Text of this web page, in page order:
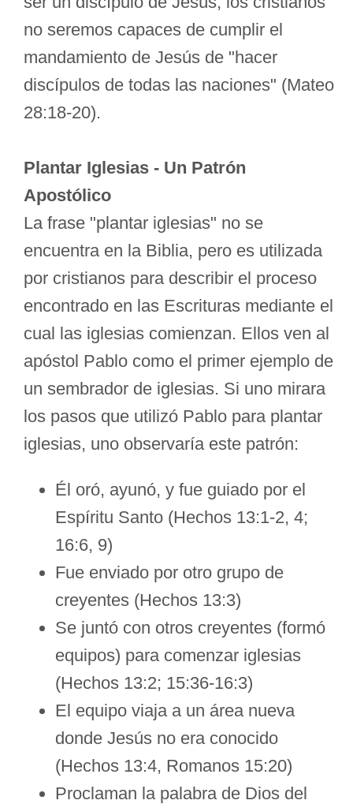
no seremos capaces de cumplir el
mandamiento de Jesús de "hacer
discípulos de todas las naciones" (Mateo
28:18-20).
Plantar Iglesias - Un Patrón
Apostólico
La frase "plantar iglesias" no se
encuentra en la Biblia, pero es utilizada
por cristianos para describir el proceso
encontrado en las Escrituras mediante el
cual las iglesias comienzan. Ellos ven al
apóstol Pablo como el primer ejemplo de
un sembrador de iglesias. Si uno mirara
los pasos que utilizó Pablo para plantar
iglesias, uno observaría este patrón:
Él oró, ayunó, y fue guiado por el
Espíritu Santo (Hechos 13:1-2, 4;
16:6, 9)
Fue enviado por otro grupo de
creyentes (Hechos 13:3)
Se juntó con otros creyentes (formó
equipos) para comenzar iglesias
(Hechos 13:2; 15:36-16:3)
El equipo viaja a un área nueva
donde Jesús no era conocido
(Hechos 13:4, Romanos 15:20)
Proclaman la palabra de Dios del